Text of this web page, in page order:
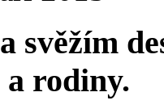
svěžím
rodiny.